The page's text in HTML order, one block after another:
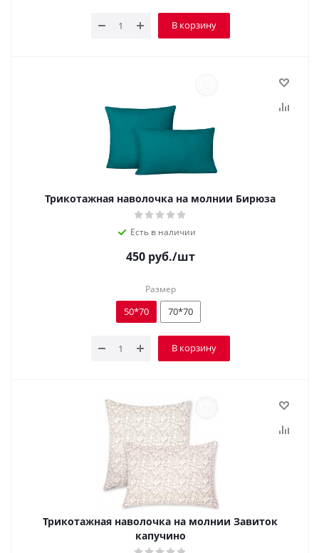
В корзину
Трикотажная наволочка на молнии Бирюза
Есть в наличии
450руб./шт
Размер
50*70 70*70
В корзину
Трикотажная наволочка на молнии Завиток
капучино